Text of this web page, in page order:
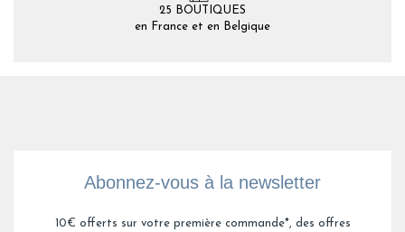
25 BOUTIQUES
en France et en Belgique
Abonnez-vous à la newsletter
10€ offerts sur votre première commande*, des offres